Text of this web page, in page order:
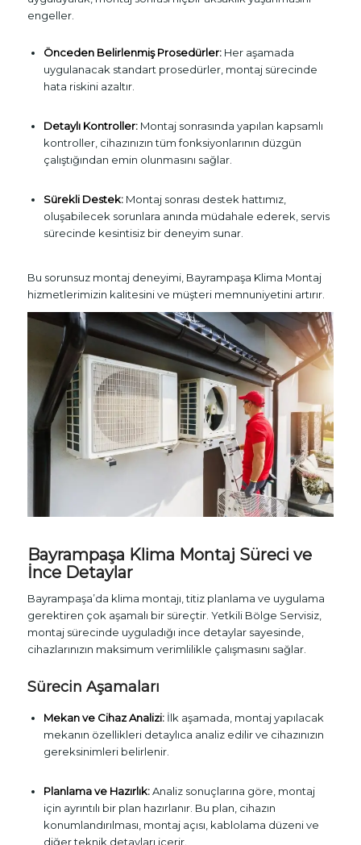
engeller.
Önceden Belirlenmiş Prosedürler:Her aşamada
uygulanacak standart prosedürler, montaj sürecinde
hata riskini azaltır.
Detaylı Kontroller:Montaj sonrasında yapılan kapsamlı
kontroller, cihazınızın tüm fonksiyonlarının düzgün
çalıştığından emin olunmasını sağlar.
Sürekli Destek:Montaj sonrası destek hattımız,
oluşabilecek sorunlara anında müdahale ederek, servis
sürecinde kesintisiz bir deneyim sunar.
Bu sorunsuz montaj deneyimi, Bayrampaşa Klima Montaj
hizmetlerimizin kalitesini ve müşteri memnuniyetini artırır.
Bayrampaşa Klima Montaj Süreci ve
İnce Detaylar
Bayrampaşa’da klima montajı, titiz planlama ve uygulama
gerektiren çok aşamalı bir süreçtir. Yetkili Bölge Servisiz,
montaj sürecinde uyguladığı ince detaylar sayesinde,
cihazlarınızın maksimum verimlilikle çalışmasını sağlar.
Sürecin Aşamaları
Mekan ve Cihaz Analizi:İlk aşamada, montaj yapılacak
mekanın özellikleri detaylıca analiz edilir ve cihazınızın
gereksinimleri belirlenir.
Planlama ve Hazırlık:Analiz sonuçlarına göre, montaj
için ayrıntılı bir plan hazırlanır. Bu plan, cihazın
konumlandırılması, montaj açısı, kablolama düzeni ve
diğer teknik detayları içerir.